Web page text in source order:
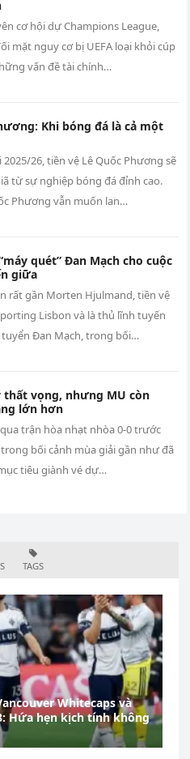
cơ hội dự Champions League,
mặt nguy cơ bị UEFA loại khỏi cúp
vấn đề tài chính…
Khi bóng đá là cả một
2025/26, tiền vệ Lê Quốc Phương sẽ
từ sự nghiệp bóng đá đỉnh cao.
Phương vẫn muốn lan…
quét” Đan Mạch cho cuộc
giữa
rất gần Morten Hjulmand, tiền vệ
Lisbon và là thủ lĩnh tuyến
tuyển Đan Mạch, trong bối…
thất vọng, nhưng MU còn
lớn hơn
trận hòa nhạt nhòa 0-0 trước
bối cảnh mùa giải gần như đã
tiêu giành vé dự…
TAGS
Whitecaps và
Hứa hẹn kịch tính không